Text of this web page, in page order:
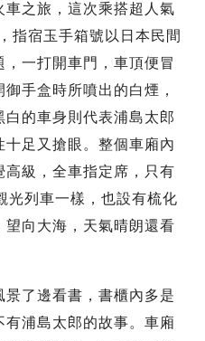
之旅，這次乘搭超人氣
指宿玉手箱號以日本民間
一打開車門，車頂便冒
手盒時所噴出的白煙，
的車身則代表浦島太郎
足又搶眼。整個車廂內
級，全車指定席，只有
光列車一樣，也設有梳化
望向大海，天氣晴朗還看
了邊看書，書櫃內多是
浦島太郎的故事。車廂